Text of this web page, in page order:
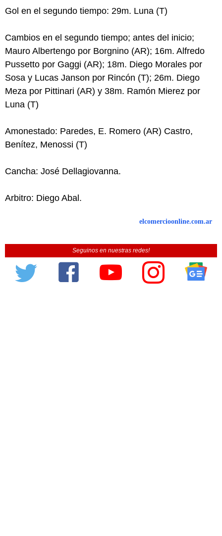
Gol en el segundo tiempo: 29m. Luna (T)
Cambios en el segundo tiempo; antes del inicio;
Mauro Albertengo por Borgnino (AR); 16m. Alfredo
Pussetto por Gaggi (AR); 18m. Diego Morales por
Sosa y Lucas Janson por Rincón (T); 26m. Diego
Meza por Pittinari (AR) y 38m. Ramón Mierez por
Luna (T)
Amonestado: Paredes, E. Romero (AR) Castro,
Benítez, Menossi (T)
Cancha: José Dellagiovanna.
Arbitro: Diego Abal.
elcomercioonline.com.ar
Seguinos en nuestras redes!